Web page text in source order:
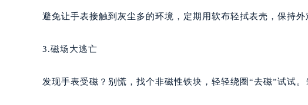
避免让手表接触到灰尘多的环境，定期用软布轻拭表壳，保持
3.磁场大逃亡
发现手表受磁？别慌，找个非磁性铁块，轻轻绕圈“去磁”试试。